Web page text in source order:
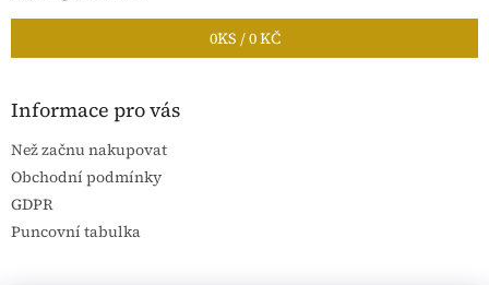
0KS /0 KČ
Informace pro vás
Než začnu nakupovat
Obchodní podmínky
GDPR
Puncovní tabulka